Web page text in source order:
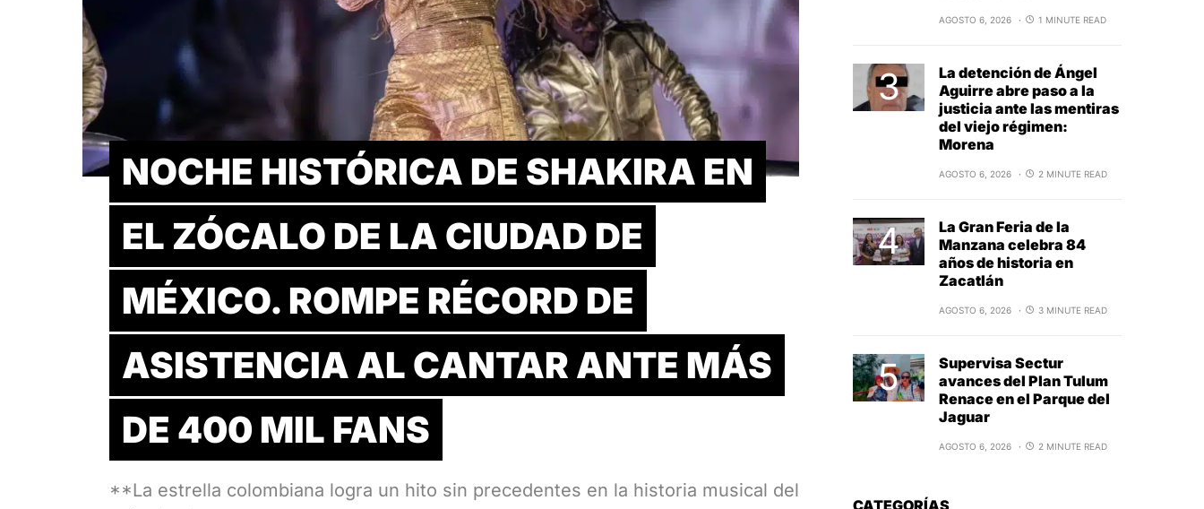
NOCHE HISTÓRICA DE SHAKIRA EN
EL ZÓCALO DE LA CIUDAD DE
MÉXICO. ROMPE RÉCORD DE
ASISTENCIA AL CANTAR ANTE MÁS
DE 400 MIL FANS
**La estrella colombiana logra un hito sin precedentes en la historia musical del
AGOSTO 6, 2026 1 MINUTE READ
La detención de Ángel
Aguirre abre paso a la
justicia ante las mentiras
del viejo régimen:
Morena
AGOSTO 6, 2026 2 MINUTE READ
La Gran Feria de la
Manzana celebra 84
años de historia en
Zacatlán
AGOSTO 6, 2026 3 MINUTE READ
Supervisa Sectur
avances del Plan Tulum
Renace en el Parque del
Jaguar
AGOSTO 6, 2026 2 MINUTE READ
CATEGORÍAS